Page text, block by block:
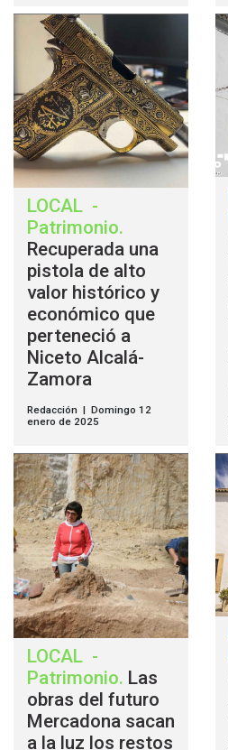
LOCAL -
Patrimonio.
Recuperada una
pistola de alto
valor histórico y
económico que
perteneció a
Niceto Alcalá-
Zamora
Redacción | Domingo 12
enero de 2025
LOCAL -
Patrimonio. Las
obras del futuro
Mercadona sacan
a la luz los restos